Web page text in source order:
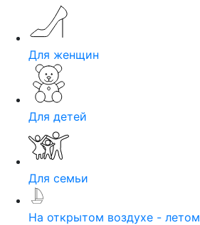
Для женщин
Для детей
Для семьи
На открытом воздухе - летом